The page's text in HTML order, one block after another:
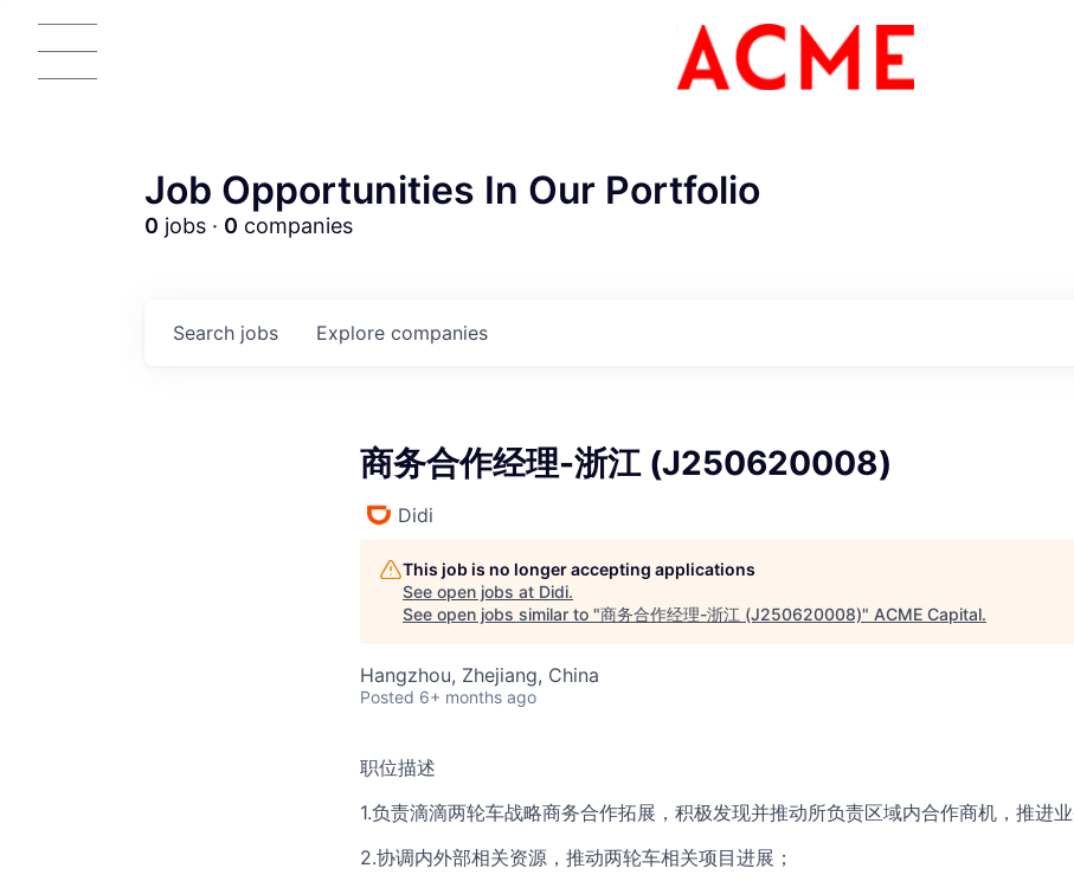
ACME
Job Opportunities In Our Portfolio
0 jobs · 0 companies
Search jobs Explore companies
商务合作经理-浙江 (J250620008)
Didi
This job is no longer accepting applications
See open jobs at Didi.
See open jobs similar to "商务合作经理-浙江 (J250620008)" ACME Capital.
Hangzhou, Zhejiang, China
Posted 6+ months ago
职位描述
1.负责滴滴两轮车战略商务合作拓展，积极发现并推动所负责区域内合作商机，推进业
2.协调内外部相关资源，推动两轮车相关项目进展；